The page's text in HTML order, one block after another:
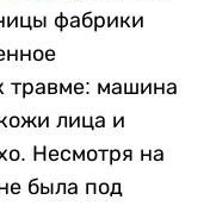
фабрики
травме: машина
лица и
Несмотря на
была под